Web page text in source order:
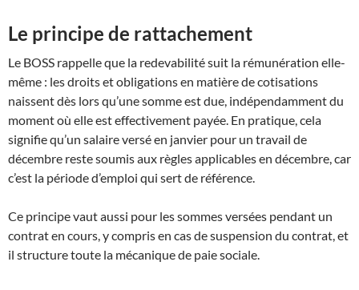
Le principe de rattachement
Le BOSS rappelle que la redevabilité suit la rémunération elle-
même : les droits et obligations en matière de cotisations
naissent dès lors qu’une somme est due, indépendamment du
moment où elle est effectivement payée. En pratique, cela
signifie qu’un salaire versé en janvier pour un travail de
décembre reste soumis aux règles applicables en décembre, car
c’est la période d’emploi qui sert de référence.
Ce principe vaut aussi pour les sommes versées pendant un
contrat en cours, y compris en cas de suspension du contrat, et
il structure toute la mécanique de paie sociale.